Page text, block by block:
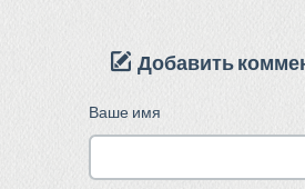
Добавить
Ваше имя